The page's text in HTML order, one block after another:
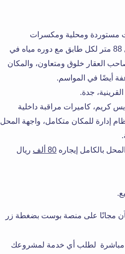
مستوردة ومحلية ومكسرات
والشوكلاتات والسناكس والعصرات والآيسكريم. مساحة المحل 88 متر لكل طابق مع دوره مياه في
العقار خلوق ومتعاون، والمكان
أيضًا في المواسم.
جدة.
عصيرات وايس كريم، كاميرات مراقبة داخلية
إدارة للمكان متكامل، واجهة المحل
بالكامل إيجاره 80 ألف
ريال
مجانًا على منصة بوست بضغطة زر
مباشرة لطلب أي خدمة لمشروعك